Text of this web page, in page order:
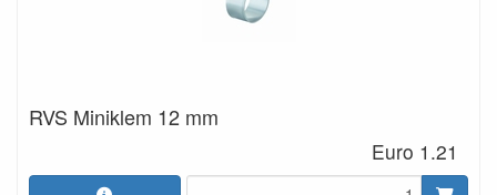
RVS Miniklem 12 mm
Euro 1.21